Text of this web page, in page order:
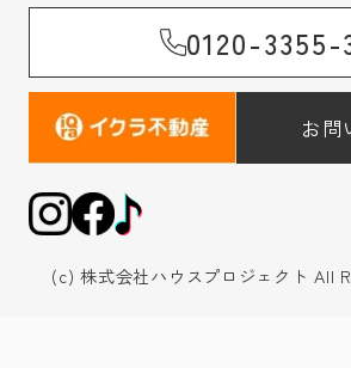
0120-3355-
お問
(c) 株式会社ハウスプロジェクト All